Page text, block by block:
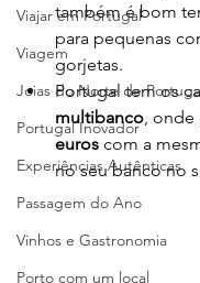
Viajar em Portugal
Viagem
Joias do Norte de
Portugal Inovador
Experiências Autênticas
Passagem do Ano
Vinhos e Gastronomia
Porto com um local
também é bom
para pequenas
gorjetas.
Portugal tem os
multibanco, onde
euros com a
no seu banco no